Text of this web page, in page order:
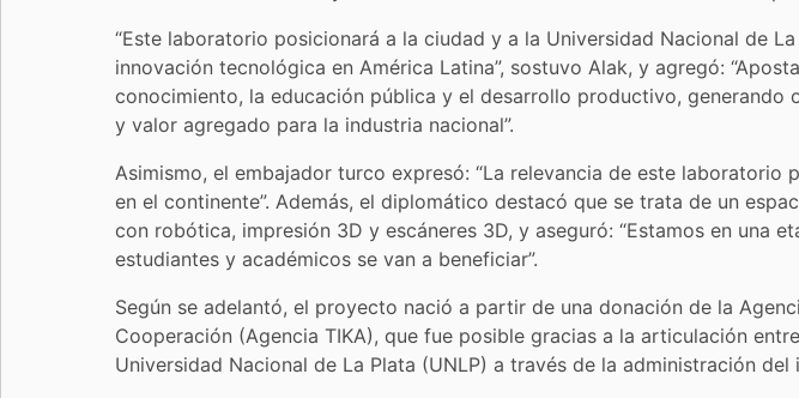
“Este laboratorio posicionará a la ciudad y a la Universidad Nacional de
innovación tecnológica en América Latina”, sostuvo Alak, y agregó:
conocimiento, la educación pública y el desarrollo productivo, generando
y valor agregado para la industria nacional”.
Asimismo, el embajador turco expresó: “La relevancia de este laboratorio
en el continente”. Además, el diplomático destacó que se trata de un
con robótica, impresión 3D y escáneres 3D, y aseguró: “Estamos en una
estudiantes y académicos se van a beneficiar”.
Según se adelantó, el proyecto nació a partir de una donación de la
Cooperación (Agencia TIKA), que fue posible gracias a la articulación
Universidad Nacional de La Plata (UNLP) a través de la administración del